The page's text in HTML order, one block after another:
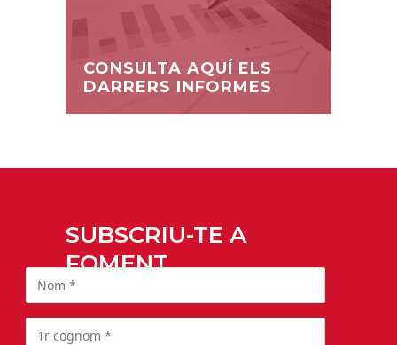
CONSULTA AQUÍ ELS
DARRERS INFORMES
SUBSCRIU-TE A
FOMENT